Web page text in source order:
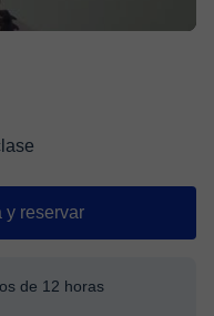
y reservar
de 12 horas